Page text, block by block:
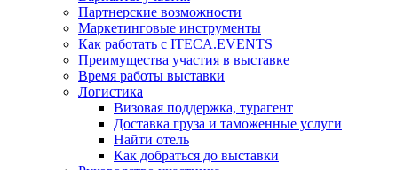
Партнерские возможности
Маркетинговые инструменты
Как работать с ITECA.EVENTS
Преимущества участия в выставке
Время работы выставки
Логистика
Визовая поддержка, турагент
Доставка груза и таможенные услуги
Найти отель
Как добраться до выставки